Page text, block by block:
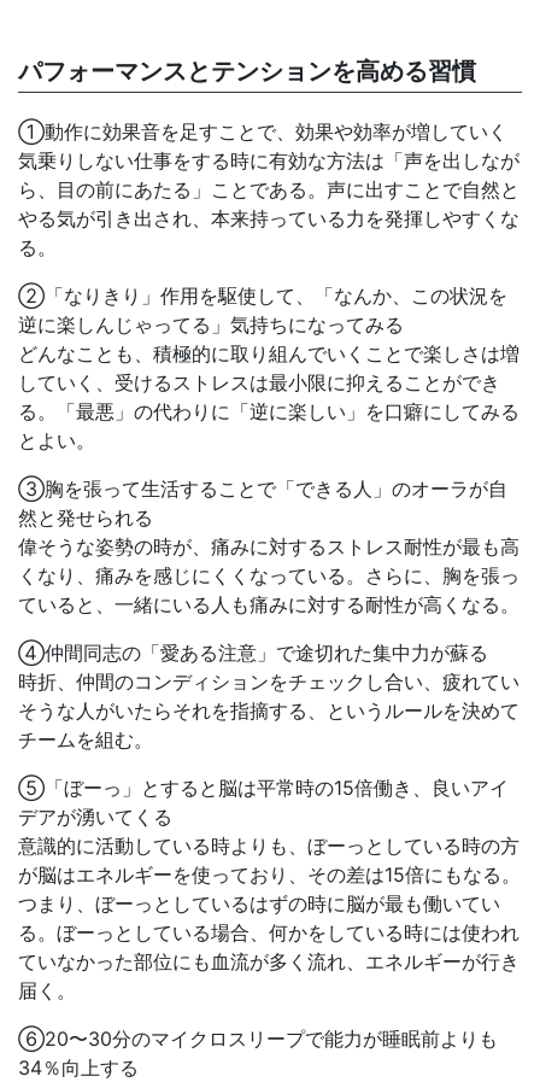
パフォーマンスとテンションを高める習慣
①動作に効果音を足すことで、効果や効率が増していく
気乗りしない仕事をする時に有効な方法は「声を出しなが
ら、目の前にあたる」ことである。声に出すことで自然と
やる気が引き出され、本来持っている力を発揮しやすくな
る。
②「なりきり」作用を駆使して、「なんか、この状況を
逆に楽しんじゃってる」気持ちになってみる
どんなことも、積極的に取り組んでいくことで楽しさは増
していく、受けるストレスは最小限に抑えることができ
る。「最悪」の代わりに「逆に楽しい」を口癖にしてみる
とよい。
③胸を張って生活することで「できる人」のオーラが自
然と発せられる
偉そうな姿勢の時が、痛みに対するストレス耐性が最も高
くなり、痛みを感じにくくなっている。さらに、胸を張っ
ていると、一緒にいる人も痛みに対する耐性が高くなる。
④仲間同志の「愛ある注意」で途切れた集中力が蘇る
時折、仲間のコンディションをチェックし合い、疲れてい
そうな人がいたらそれを指摘する、というルールを決めて
チームを組む。
⑤「ぼーっ」とすると脳は平常時の15倍働き、良いアイ
デアが湧いてくる
意識的に活動している時よりも、ぼーっとしている時の方
が脳はエネルギーを使っており、その差は15倍にもなる。
つまり、ぼーっとしているはずの時に脳が最も働いてい
る。ぼーっとしている場合、何かをしている時には使われ
ていなかった部位にも血流が多く流れ、エネルギーが行き
届く。
⑥20〜30分のマイクロスリープで能力が睡眠前よりも
34％向上する